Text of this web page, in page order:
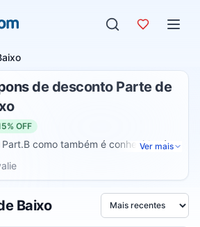
de desconto Parte de
OFF
como também é conhecida, é
focada na produção de peças de
marcar presença em um evento,
Mesmo vendendo peças casuais,
Ver mais
Baixo, de 1 a 5 estrelas
Baixo Ordenar por